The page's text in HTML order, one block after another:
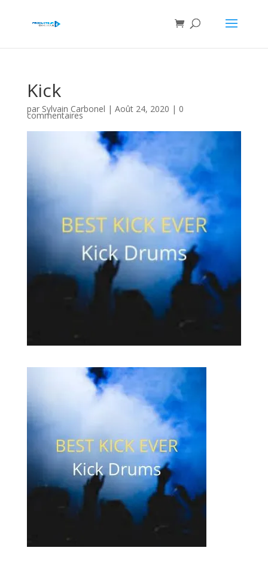
Kick
par Sylvain Carbonel | Août 24, 2020 | 0
commentaires